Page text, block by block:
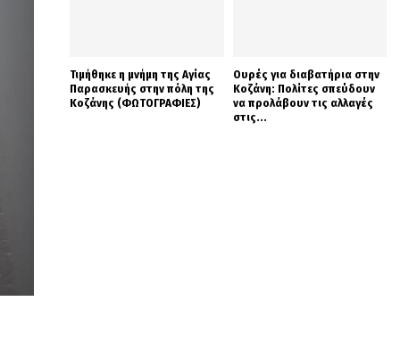
Τιμήθηκε η μνήμη της Αγίας
Παρασκευής στην πόλη της
Κοζάνης (ΦΩΤΟΓΡΑΦΙΕΣ)
Ουρές για διαβατήρια στην
Κοζάνη: Πολίτες σπεύδουν
να προλάβουν τις αλλαγές
στις...